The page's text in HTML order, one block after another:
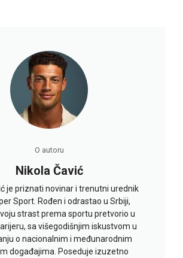
O autoru
Nikola Čavić
je priznati novinar i trenutni urednik
Sport. Rođen i odrastao u Srbiji,
strast prema sportu pretvorio u
sa višegodišnjim iskustvom u
o nacionalnim i međunarodnim
događajima. Poseduje izuzetno